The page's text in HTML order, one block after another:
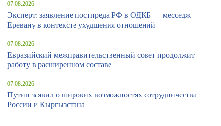
07.08.2026
Эксперт: заявление постпреда РФ в ОДКБ — месседж
Еревану в контексте ухудшения отношений
07.08.2026
Евразийский межправительственный совет продолжит
работу в расширенном составе
07.08.2026
Путин заявил о широких возможностях сотрудничества
России и Кыргызстана